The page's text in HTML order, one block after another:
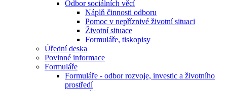
Odbor sociálních věcí
Náplň činnosti odboru
Pomoc v nepříznivé životní situaci
Životní situace
Formuláře, tiskopisy
Úřední deska
Povinné informace
Formuláře
Formuláře - odbor rozvoje, investic a životního
prostředí